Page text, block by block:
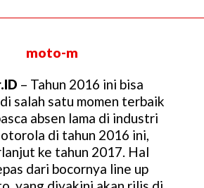
– Tahun 2016 ini bisa
salah satu momen terbaik
absen lama di industri
di tahun 2016 ini,
ke tahun 2017. Hal
dari bocornya line up